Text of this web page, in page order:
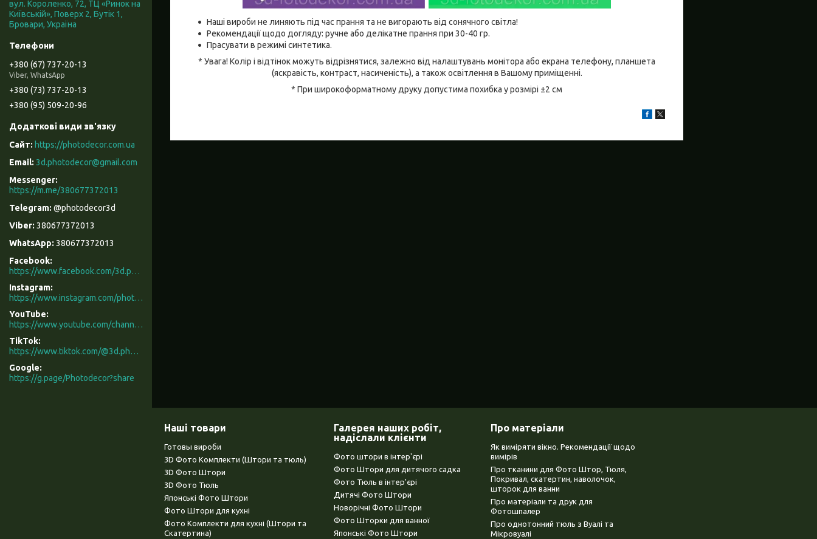
Наші вироби не линяють під час прання та не вигорають від сонячного світла!
Рекомендації щодо догляду: ручне або делікатне прання при 30-40 гр.
Прасувати в режимі синтетика.
* Увага! Колір і відтінок можуть відрізнятися, залежно від налаштувань монітора або екрана телефону, планшета
(яскравість, контраст, насиченість), а також освітлення в Вашому приміщенні.
* При широкоформатному друку допустима похибка у розмірі ±2 см
вул. Короленко, 72, ТЦ «Ринок на
Київській», Поверх 2, Бутік 1,
Бровари, Україна
+380 (67) 737-20-13
Viber, WhatsApp
+380 (73) 737-20-13
+380 (95) 509-20-96
https://photodecor.com.ua
3d.photodecor@gmail.com
https://m.me/380677372013
@photodecor3d
380677372013
380677372013
Facebook
https://www.facebook.com/3d.photodecor/
Instagram
https://www.instagram.com/photodecor.com.ua/
YouTube
https://www.youtube.com/channel/UCXCUerfqRY1Pw7-IptdbqyA/videos
TikTok
https://www.tiktok.com/@3d.photodecor?is_from_webapp=1&sender_device=pc
Google
https://g.page/Photodecor?share
Наші товари
Готовы вироби
3D Фото Комплекти (Штори та тюль)
3D Фото Штори
3D Фото Тюль
Японські Фото Штори
Фото Штори для кухні
Фото Комплекти для кухні (Штори та
Скатертина)
Галерея наших робіт,
надіслали клієнти
Фото штори в інтер'єрі
Фото Штори для дитячого садка
Фото Тюль в інтер'єрі
Дитячі Фото Штори
Новорічні Фото Штори
Фото Шторки для ванної
Японські Фото Штори
Про матеріали
Як виміряти вікно. Рекомендації щодо
вимірів
Про тканини для Фото Штор, Тюля,
Покривал, скатертин, наволочок,
шторок для ванни
Про матеріали та друк для
Фотошпалер
Про однотонний тюль з Вуалі та
Мікровуалі